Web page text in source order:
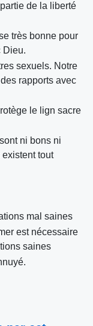
de la liberté
très bonne pour
Dieu.
sexuels. Notre
rapports avec
le lign sacre
ni bons ni
tout
mal saines
est nécessaire
saines